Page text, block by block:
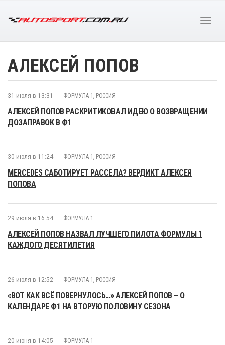
АЛЕКСЕЙ ПОПОВ
31 июля в 13:31 ФОРМУЛА 1 , РОССИЯ
АЛЕКСЕЙ ПОПОВ РАСКРИТИКОВАЛ ИДЕЮ О ВОЗВРАЩЕНИИ
ДОЗАПРАВОК В Ф1
30 июля в 11:24 ФОРМУЛА 1 , РОССИЯ
MERCEDES САБОТИРУЕТ РАССЕЛА? ВЕРДИКТ АЛЕКСЕЯ
ПОПОВА
29 июля в 16:54 ФОРМУЛА 1
АЛЕКСЕЙ ПОПОВ НАЗВАЛ ЛУЧШЕГО ПИЛОТА ФОРМУЛЫ 1
КАЖДОГО ДЕСЯТИЛЕТИЯ
26 июля в 12:52 ФОРМУЛА 1 , РОССИЯ
«ВОТ КАК ВСЁ ПОВЕРНУЛОСЬ…» АЛЕКСЕЙ ПОПОВ – О
КАЛЕНДАРЕ Ф1 НА ВТОРУЮ ПОЛОВИНУ СЕЗОНА
20 июня в 14:05 ФОРМУЛА 1